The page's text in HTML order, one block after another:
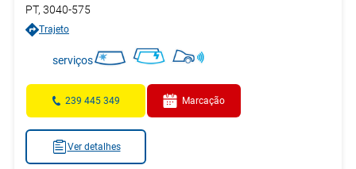
PT, 3040-575
Trajeto
serviços
239 445 349 Marcação
Ver detalhes